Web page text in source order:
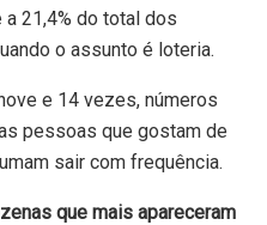
21,4% do total dos
o assunto é loteria.
e 14 vezes, números
pessoas que gostam de
sair com frequência.
que mais apareceram